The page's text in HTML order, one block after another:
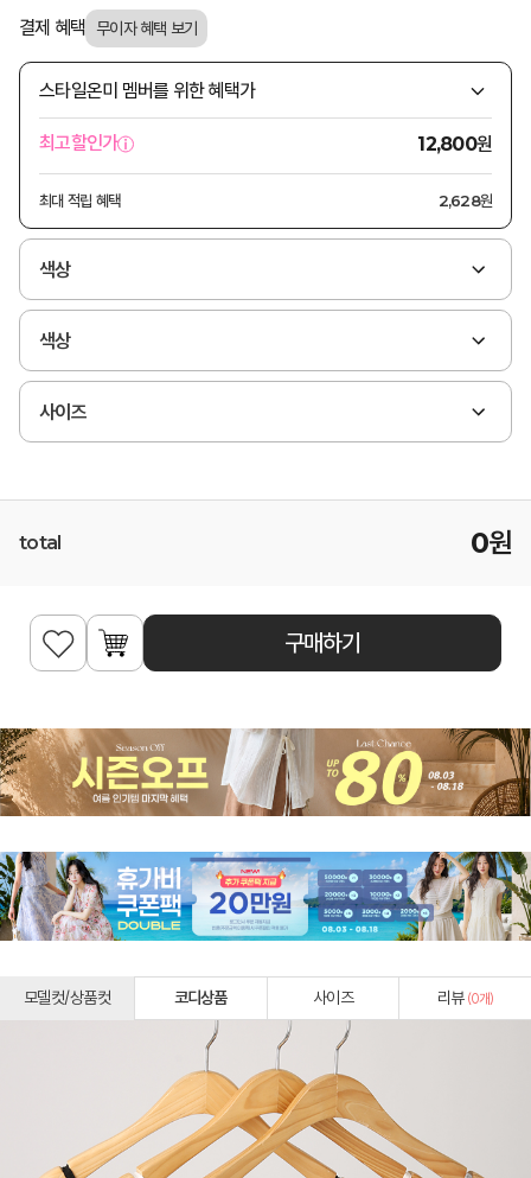
결제 혜택
스타일온미 멤버를 위한 혜택가
최고할인가 12,800원
최대 적립 혜택 2,628원
색상
색상
사이즈
total 0원
구매하기
모델컷/상품컷 코디상품 사이즈 리뷰 (0개)